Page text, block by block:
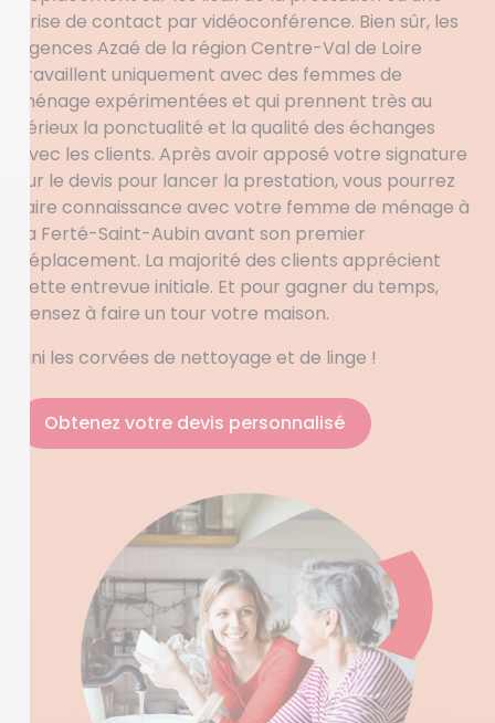
prise de contact par vidéoconférence. Bien sûr, les
agences Azaé de la région Centre-Val de Loire
travaillent uniquement avec des femmes de
ménage expérimentées et qui prennent très au
sérieux la ponctualité et la qualité des échanges
avec les clients. Après avoir apposé votre signature
sur le devis pour lancer la prestation, vous pourrez
faire connaissance avec votre femme de ménage à
La Ferté-Saint-Aubin avant son premier
déplacement. La majorité des clients apprécient
cette entrevue initiale. Et pour gagner du temps,
pensez à faire un tour votre maison.
Fini les corvées de nettoyage et de linge !
Obtenez votre devis personnalisé